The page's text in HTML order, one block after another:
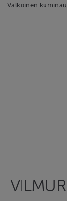
Valkoinen